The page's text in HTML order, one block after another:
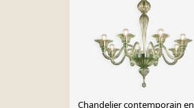
Chandelier contemporain en